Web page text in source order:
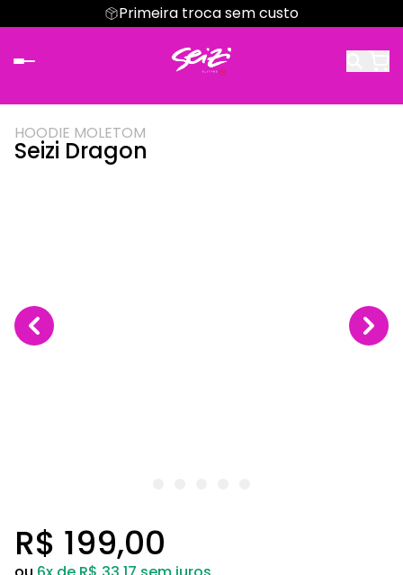
Primeira troca sem custo
HOODIE MOLETOM
Seizi Dragon
R$ 199,00